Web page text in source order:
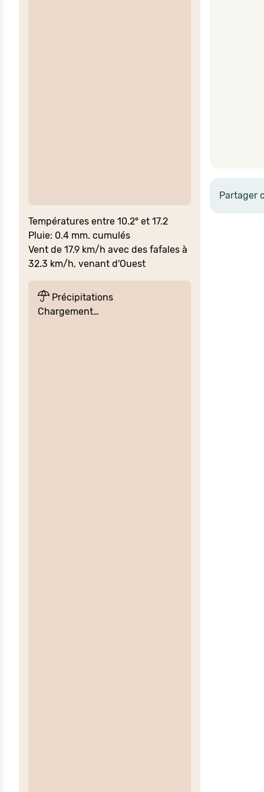
Températures entre 10.2° et 17.2
Pluie: 0.4 mm. cumulés
Vent de 17.9 km/h avec des fafales à
32.3 km/h, venant d'Ouest
Précipitations
Chargement…
Partager